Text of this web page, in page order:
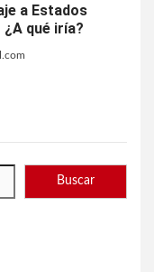
a Estados
qué iría?
Buscar